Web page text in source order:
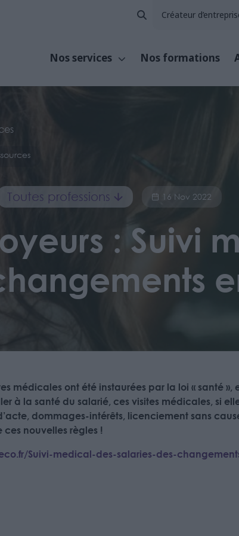
Créateur
Nos services Nos formations
Toutes professions 16 Nov 2022
: Suivi
médicales ont été instaurées par la loi « santé
à la santé du salarié, ces visites médicales, si
dommages-intérêts, licenciement sans
nouvelles règles !
Suivi-medical-des-salaries-des-